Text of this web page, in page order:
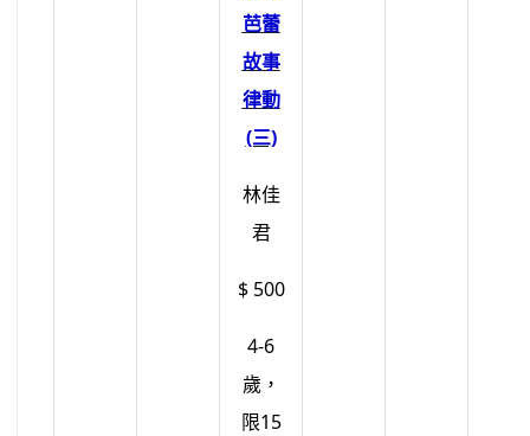
芭蕾
故事
律動
(三)
林佳
君
$ 500
4-6
歲，
限15